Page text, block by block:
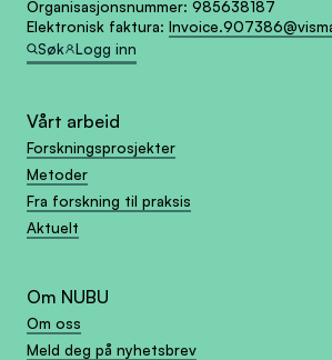
Organisasjonsnummer: 985638187
Elektronisk faktura:
Søk
Logg inn
Vårt arbeid
Forskningsprosjekter
Metoder
Fra forskning til praksis
Aktuelt
Om NUBU
Om oss
Meld deg på nyhetsbrev